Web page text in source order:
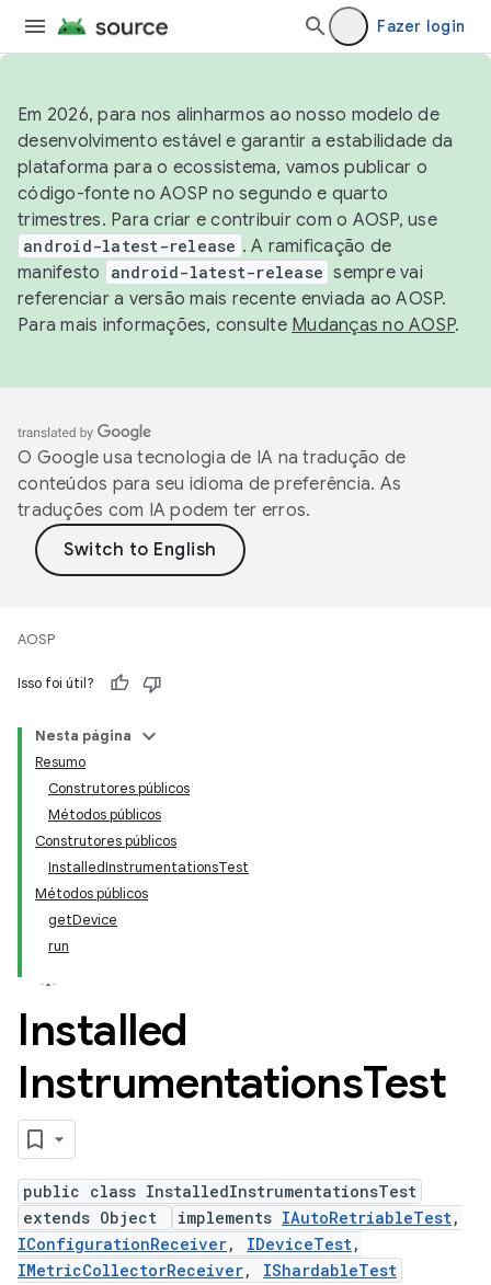
Fazer login
Em 2026, para nos alinharmos ao nosso modelo de
desenvolvimento estável e garantir a estabilidade da
plataforma para o ecossistema, vamos publicar o
código-fonte no AOSP no segundo e quarto
trimestres. Para criar e contribuir com o AOSP, use
android-latest-release . A ramificação de
manifesto
android-latest-release sempre vai
referenciar a versão mais recente enviada ao AOSP.
Para mais informações, consulte Mudanças no AOSP.
O Google usa tecnologia de IA na tradução de
conteúdos para seu idioma de preferência. As
traduções com IA podem ter erros.
AOSP
Isso foi útil?
Nesta página
Resumo
Construtores públicos
Métodos públicos
Construtores públicos
InstalledInstrumentationsTest
Métodos públicos
getDevice
run
Installed
InstrumentationsTest
public class InstalledInstrumentationsTest
extends Object
implements IAutoRetriableTest,
IConfigurationReceiver, IDeviceTest,
IMetricCollectorReceiver, IShardableTest